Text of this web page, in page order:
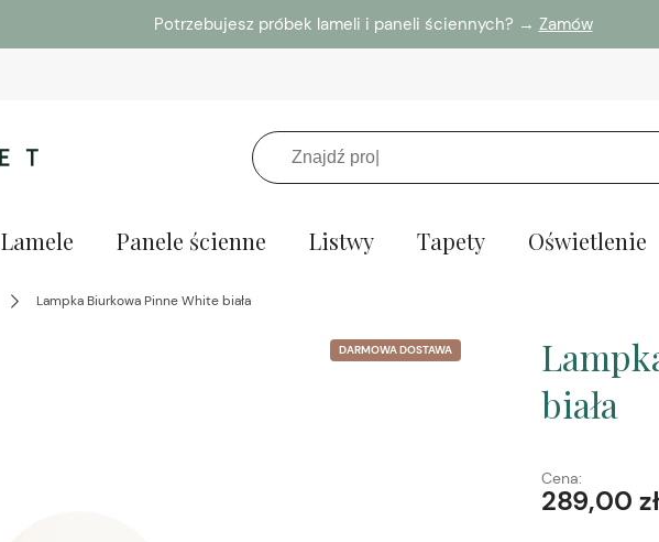
Potrzebujesz próbek lameli i paneli ściennych? → Zamów
Lamele Panele ścienne Listwy Tapety Oświetlenie
Lampka Biurkowa Pinne White biała
DARMOWA DOSTAWA
biała
Cena:
289,00 zł